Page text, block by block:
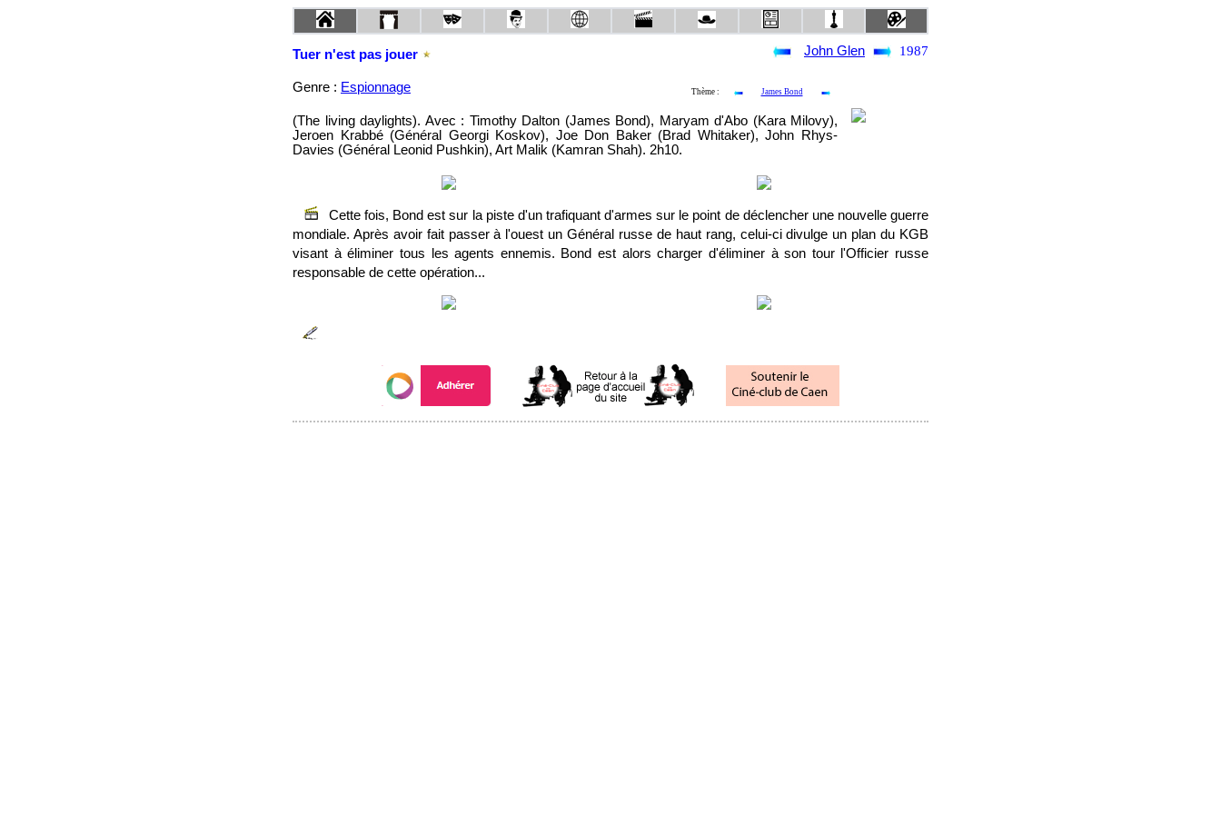
Tuer n'est pas jouer John Glen 1987
Genre : Espionnage Thème : James Bond
(The living daylights). Avec : Timothy Dalton (James Bond), Maryam d'Abo (Kara Milovy),
Jeroen Krabbé (Général Georgi Koskov), Joe Don Baker (Brad Whitaker), John Rhys-
Davies (Général Leonid Pushkin), Art Malik (Kamran Shah). 2h10.
Cette fois, Bond est sur la piste d'un trafiquant d'armes sur le point de déclencher une nouvelle guerre
mondiale. Après avoir fait passer à l'ouest un Général russe de haut rang, celui-ci divulge un plan du KGB
visant à éliminer tous les agents ennemis. Bond est alors charger d'éliminer à son tour l'Officier russe
responsable de cette opération...